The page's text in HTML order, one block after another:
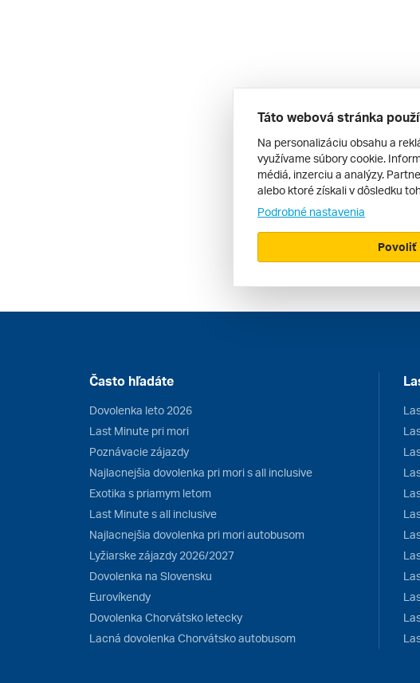
Často hľadáte
Dovolenka leto 2026
Last Minute pri mori
Poznávacie zájazdy
Najlacnejšia dovolenka pri mori s all inclusive
Exotika s priamym letom
Last Minute s all inclusive
Najlacnejšia dovolenka pri mori autobusom
Lyžiarske zájazdy 2026/2027
Dovolenka na Slovensku
Eurovíkendy
Dovolenka Chorvátsko letecky
Lacná dovolenka Chorvátsko autobusom
Táto webová stránka
Na personalizáciu obsahu a
využívame súbory cookie.
médiá, inzerciu a analýzy.
alebo ktoré získali v dôsledku
Podrobné nastavenia
Povoliť